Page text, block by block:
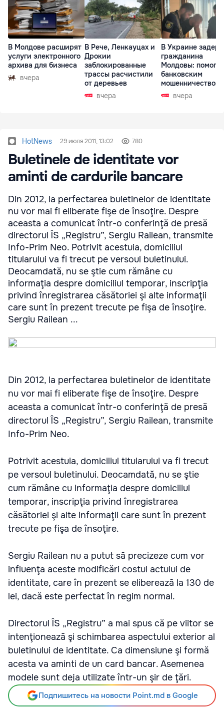
В Молдове расширят
услуги электронного
архива для бизнеса
вчера
В Рече, Ленкауцах и
Дрокии
заблокированные
трассы расчистили
от деревьев
вчера
В Украине
гражданина
Молдовы:
банковским
мошенничеством
Чехиивчера
HotNews 29 июля 2011, 13:02 780
Buletinele de identitate vor
aminti de cardurile bancare
Din 2012, la perfectarea buletinelor de identitate
nu vor mai fi eliberate fişe de însoţire. Despre
aceasta a comunicat într-o conferinţă de presă
directorul ÎS „Registru”, Sergiu Railean, transmite
Info-Prim Neo. Potrivit acestuia, domiciliul
titularului va fi trecut pe versoul buletinului.
Deocamdată, nu se ştie cum rămâne cu
informaţia despre domiciliul temporar, inscripţia
privind înregistrarea căsătoriei şi alte informaţii
care sunt în prezent trecute pe fişa de însoţire.
Sergiu Railean ...
Din 2012, la perfectarea buletinelor de identitate
nu vor mai fi eliberate fişe de însoţire. Despre
aceasta a comunicat într-o conferinţă de presă
directorul ÎS „Registru”, Sergiu Railean, transmite
Info-Prim Neo.
Potrivit acestuia, domiciliul titularului va fi trecut
pe versoul buletinului. Deocamdată, nu se ştie
cum rămâne cu informaţia despre domiciliul
temporar, inscripţia privind înregistrarea
căsătoriei şi alte informaţii care sunt în prezent
trecute pe fişa de însoţire.
Sergiu Railean nu a putut să precizeze cum vor
influenţa aceste modificări costul actului de
identitate, care în prezent se eliberează la 130 de
lei, dacă este perfectat în regim normal.
Directorul ÎS „Registru” a mai spus că pe viitor se
intenţionează şi schimbarea aspectului exterior al
buletinului de identitate. Ca dimensiune şi formă
acesta va aminti de un card bancar. Asemenea
modele sunt deja utilizate într-un şir de ţări.
Подпишитесь на новости Point.md в Google